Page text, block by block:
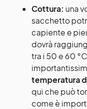
Cottura: una
sacchetto
capiente e
dovrà
tra i 50 e 60
temperatura
qui che può
come è